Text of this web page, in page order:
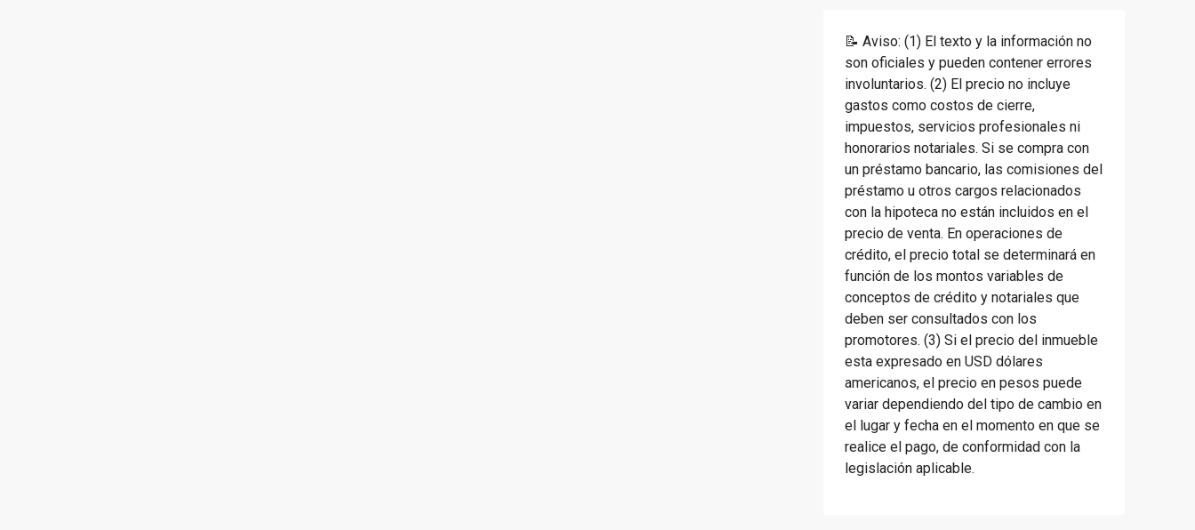
📝 Aviso: (1) El texto y la información no
son oficiales y pueden contener errores
involuntarios. (2) El precio no incluye
gastos como costos de cierre,
impuestos, servicios profesionales ni
honorarios notariales. Si se compra con
un préstamo bancario, las comisiones del
préstamo u otros cargos relacionados
con la hipoteca no están incluidos en el
precio de venta. En operaciones de
crédito, el precio total se determinará en
función de los montos variables de
conceptos de crédito y notariales que
deben ser consultados con los
promotores. (3) Si el precio del inmueble
esta expresado en USD dólares
americanos, el precio en pesos puede
variar dependiendo del tipo de cambio en
el lugar y fecha en el momento en que se
realice el pago, de conformidad con la
legislación aplicable.